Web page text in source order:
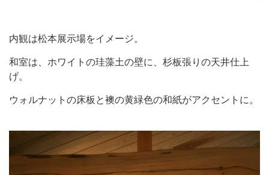
内観は松本展示場をイメージ。
和室は、ホワイトの珪藻土の壁に、杉板張りの天井仕上
げ。
ウォルナットの床板と襖の黄緑色の和紙がアクセントに。